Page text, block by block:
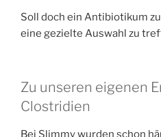
Soll doch ein Antibiotikum
eine gezielte Auswahl zu
Zu unseren eigenen
Clostridien
Bei Slimmy wurden schon